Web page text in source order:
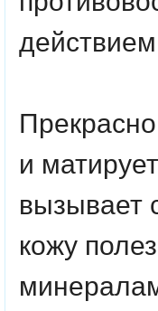
и
вызывает
кожу